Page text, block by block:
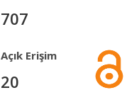
707
Açık Erişim
20